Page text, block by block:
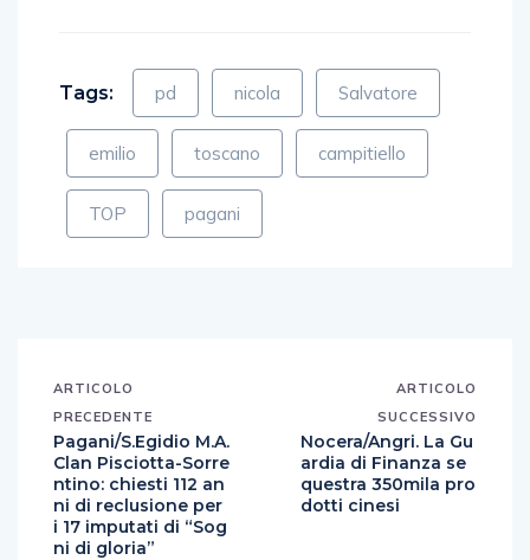
Tags: pd nicola Salvatore
emilio toscano campitiello
TOP pagani
ARTICOLO
PRECEDENTE
Pagani/S.Egidio M.A.
Clan Pisciotta-Sorre
ntino: chiesti 112 an
ni di reclusione per
i 17 imputati di “Sog
ni di gloria”
ARTICOLO
SUCCESSIVO
Nocera/Angri. La Gu
ardia di Finanza se
questra 350mila pro
dotti cinesi